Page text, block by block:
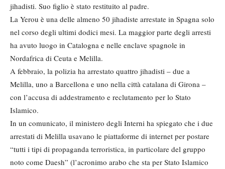
jihadisti. Suo figlio è stato restituito al padre.
La Yerou è una delle almeno 50 jihadiste arrestate in Spagna solo
nel corso degli ultimi dodici mesi. La maggior parte degli arresti
ha avuto luogo in Catalogna e nelle enclave spagnole in
Nordafrica di Ceuta e Melilla.
A febbraio, la polizia ha arrestato quattro jihadisti – due a
Melilla, uno a Barcellona e uno nella città catalana di Girona –
con l’accusa di addestramento e reclutamento per lo Stato
Islamico.
In un comunicato, il ministero degli Interni ha spiegato che i due
arrestati di Melilla usavano le piattaforme di internet per postare
“tutti i tipi di propaganda terroristica, in particolare del gruppo
noto come Daesh” (l’acronimo arabo che sta per Stato Islamico